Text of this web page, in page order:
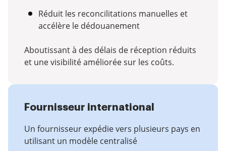
Réduit les reconcilitations manuelles et
accélère le dédouanement
Aboutissant à des délais de réception réduits
et une visibilité améliorée sur les coûts.
Fournisseur international
Un fournisseur expédie vers plusieurs pays en
utilisant un modèle centralisé